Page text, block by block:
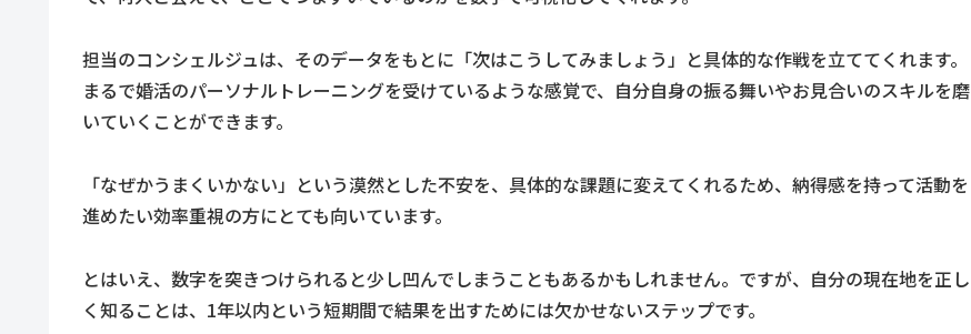
担当のコンシェルジュは、そのデータをもとに「次はこうしてみましょう」と具体的な作戦を立ててくれます。
まるで婚活のパーソナルトレーニングを受けているような感覚で、自分自身の振る舞いやお見合いのスキルを磨
いていくことができます。
「なぜかうまくいかない」という漠然とした不安を、具体的な課題に変えてくれるため、納得感を持って活動を
進めたい効率重視の方にとても向いています。
とはいえ、数字を突きつけられると少し凹んでしまうこともあるかもしれません。ですが、自分の現在地を正し
く知ることは、1年以内という短期間で結果を出すためには欠かせないステップです。